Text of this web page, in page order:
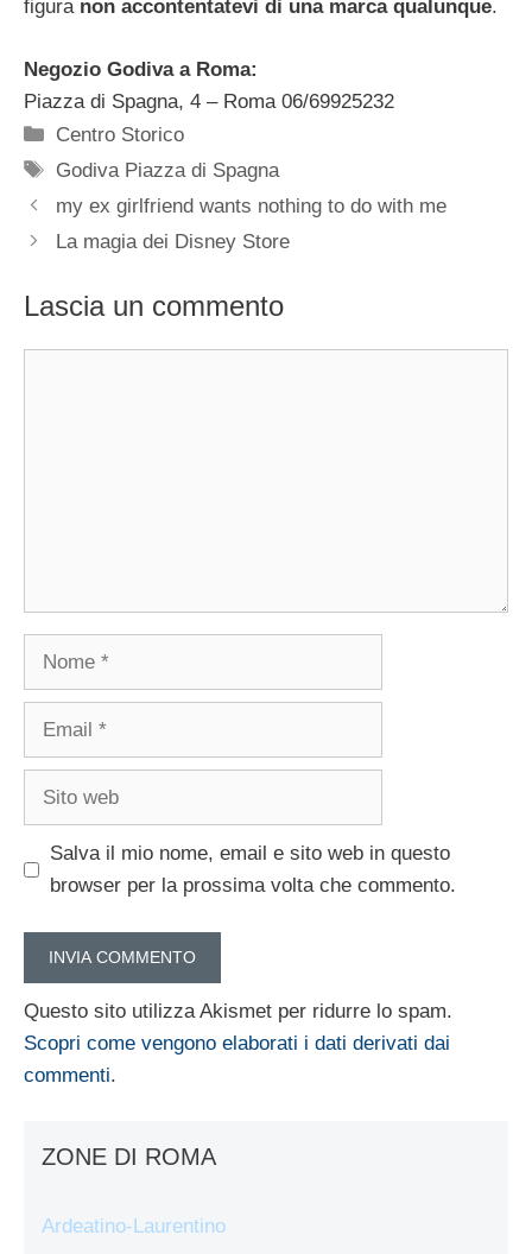
figura non accontentatevi di una marca qualunque.
Negozio Godiva a Roma:
Piazza di Spagna, 4 – Roma 06/69925232‎
Categorie
Centro Storico
Tag
Godiva Piazza di Spagna
my ex girlfriend wants nothing to do with me
La magia dei Disney Store
Lascia un commento
Nome
Email
Sito
Salva il mio nome, email e sito web in questo
browser per la prossima volta che commento.
Questo sito utilizza Akismet per ridurre lo spam.
Scopri come vengono elaborati i dati derivati dai
commenti.
ZONE DI ROMA
Ardeatino-Laurentino